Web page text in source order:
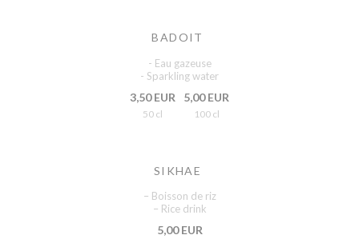
BADOIT
- Eau gazeuse
- Sparkling water
3,50 EUR
50 cl
5,00 EUR
100 cl
SIKHAE
– Boisson de riz
– Rice drink
5,00 EUR